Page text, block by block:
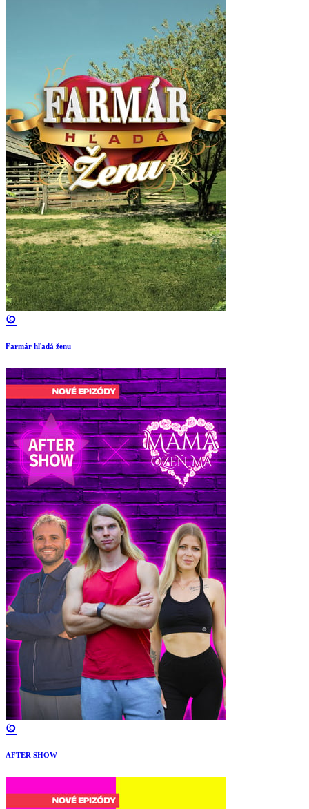
Farmár hľadá ženu
AFTER SHOW